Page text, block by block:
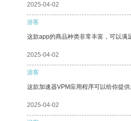
2025-04-02
游客
这款app的商品种类非常丰富，可以满
2025-04-02
游客
这款加速器VPM应用程序可以给你提
2025-04-02